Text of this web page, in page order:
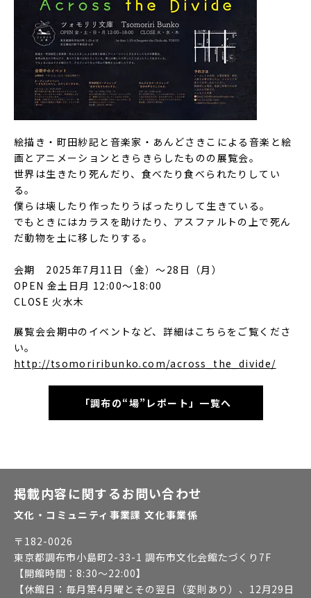
絵描き・町田紗記と音楽家・あんどさきこによる音楽と絵
画とアニメーションときらきらしたものの展覧会。
世界は生きたり死んだり、食べたり食べられたりしてい
る。
僕らは壊したり作ったりうばったりして生きている。
でもときにはカラスを助けたり、アスファルトの上で死ん
だ動物を土に移したりする。
会期 2025年7月11日（金）〜28日（月）
OPEN 金土日月 12:00〜18:00
CLOSE 火水木
展覧会会期中のイベントなど、詳細はこちらをご覧くださ
い。
http://tsomoriribunko.com/across_the_divide/
「調布の“場”レポート」一覧へ
掲載内容に関するお問い合わせ
文化・コミュニティ事業課 文化事業係
〒 182-0026
東京都調布市小島町2-33-1 調布市文化会館たづくり7F
【開館時間： 8:30～22:00】
【休館日： 毎月第4月曜とその翌日（変則あり）、12月29日